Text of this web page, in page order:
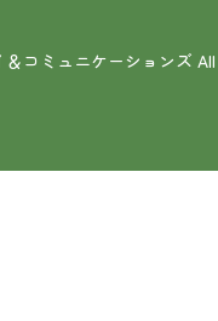
コミュニケーションズ All